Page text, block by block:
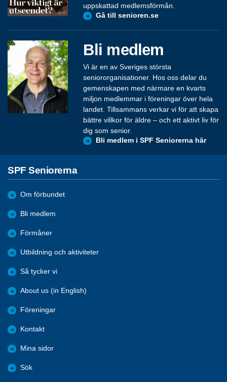
uppskattad medlemsförmån.
Gå till senioren.se
Bli medlem
Vi är en av Sveriges största
seniororganisationer. Hos oss delar du
gemenskapen med närmare en kvarts
miljon medlemmar i föreningar över hela
landet. Tillsammans verkar vi för att skapa
bättre villkor för äldre – och ett aktivt liv för
dig som senior.
Bli medlem i SPF Seniorerna här
SPF Seniorerna
Om förbundet
Bli medlem
Förmåner
Utbildning och aktiviteter
Så tycker vi
About us (in English)
Föreningar
Kontakt
Mina sidor
Sök